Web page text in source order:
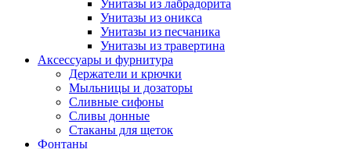
Унитазы из лабрадорита
Унитазы из оникса
Унитазы из песчаника
Унитазы из травертина
Аксессуары и фурнитура
Держатели и крючки
Мыльницы и дозаторы
Сливные сифоны
Сливы донные
Стаканы для щеток
Фонтаны